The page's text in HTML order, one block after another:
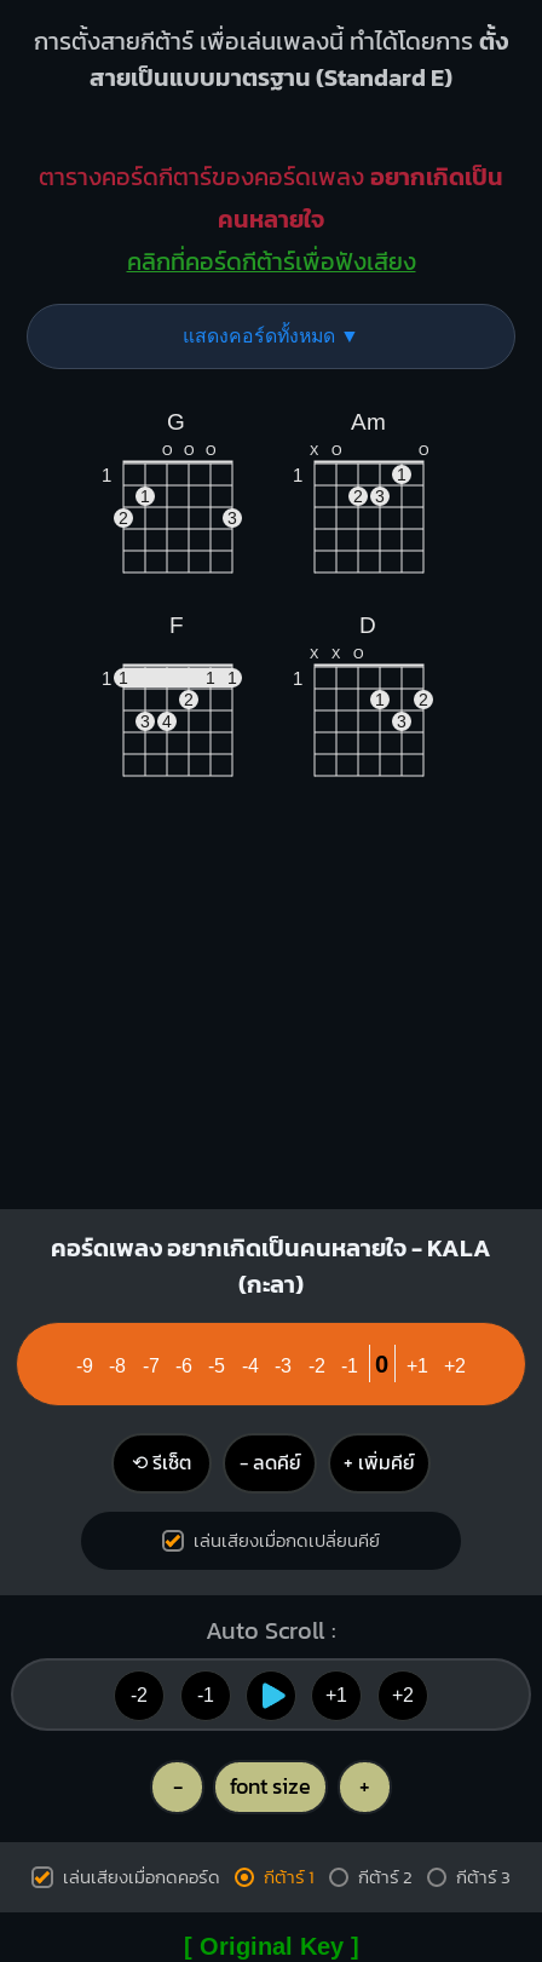
การตั้งสายกีต้าร์ เพื่อเล่นเพลงนี้ ทำได้โดยการตั้ง
สายเป็นแบบมาตรฐาน (Standard E)
ตารางคอร์ดกีตาร์ของคอร์ดเพลงอยากเกิดเป็น
คนหลายใจ
คลิกที่คอร์ดกีต้าร์เพื่อฟังเสียง
แสดงคอร์ดทั้งหมด ▼
G
O O O
1
1
2
3
Am
X O O
1
1
2
3
F
1 1 1
1
2
3
4
D
X X O
1
1
2
3
คอร์ดเพลง อยากเกิดเป็นคนหลายใจ - KALA
(กะลา)
-9 -8 -7 -6 -5 -4 -3 -2 -1 0 +1 +2
⟲ รีเซ็ต − ลดคีย์ + เพิ่มคีย์
เล่นเสียงเมื่อกดเปลี่ยนคีย์
Auto Scroll :
-2 -1 +1 +2
- font size +
เล่นเสียงเมื่อกดคอร์ด กีต้าร์ 1 กีต้าร์ 2 กีต้าร์ 3
[ Original Key ]